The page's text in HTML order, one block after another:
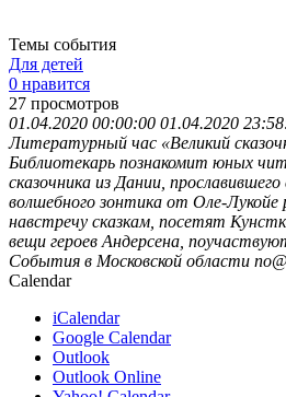
Темы события
Для детей
0 нравится
27 просмотров
01.04.2020 00:00:00 01.04.2020
Литературный час «Великий
Библиотекарь познакомит юных
сказочника из Дании,
волшебного зонтика от Оле-
навстречу сказкам, посетят
вещи героев Андерсена,
События в Московской области
Calendar
iCalendar
Google Calendar
Outlook
Outlook Online